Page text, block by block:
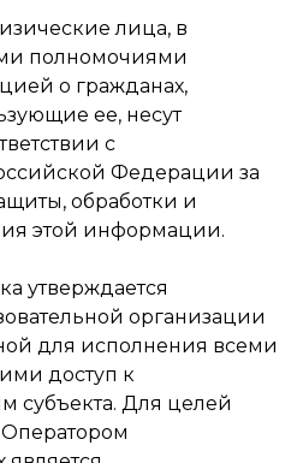
лица, в
полномочиями
о гражданах,
ее, несут
с
Федерации за
обработки и
этой информации.
утверждается
организации
для исполнения всеми
доступ к
субъекта. Для целей